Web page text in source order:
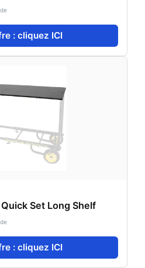
: cliquez ICI
Set Long Shelf
: cliquez ICI